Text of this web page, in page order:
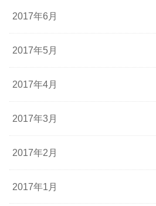
2017年6月
2017年5月
2017年4月
2017年3月
2017年2月
2017年1月